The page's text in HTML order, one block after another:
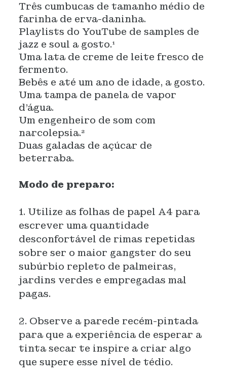
Três cumbucas de tamanho médio de
farinha de erva-daninha.
Playlists do YouTube de samples de
jazz e soul a gosto.¹
Uma lata de creme de leite fresco de
fermento.
Bebês e até um ano de idade, a gosto.
Uma tampa de panela de vapor
d’água.
Um engenheiro de som com
narcolepsia.²
Duas galadas de açúcar de
beterraba.
Modo de preparo:
1. Utilize as folhas de papel A4 para
escrever uma quantidade
desconfortável de rimas repetidas
sobre ser o maior gangster do seu
subúrbio repleto de palmeiras,
jardins verdes e empregadas mal
pagas.
2. Observe a parede recém-pintada
para que a experiência de esperar a
tinta secar te inspire a criar algo
que supere esse nível de tédio.